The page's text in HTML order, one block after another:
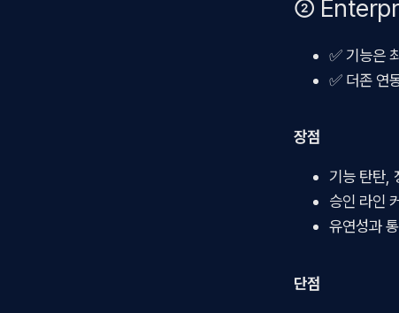
②
✅ 기능은
✅ 더존 연
장점
기능 탄탄,
승인 라인
유연성과
단점